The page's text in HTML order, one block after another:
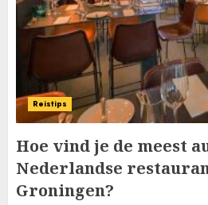
Reistips
Hoe vind je de meest
Nederlandse
Groningen?